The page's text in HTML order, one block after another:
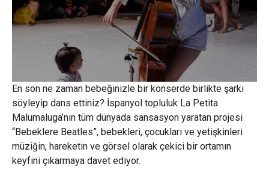
En son ne zaman bebeğinizle bir konserde birlikte şarkı
söyleyip dans ettiniz? İspanyol topluluk La Petita
Malumaluga’nın tüm dünyada sansasyon yaratan projesi
“Bebeklere Beatles”, bebekleri, çocukları ve yetişkinleri
müziğin, hareketin ve görsel olarak çekici bir ortamın
keyfini çıkarmaya davet ediyor.